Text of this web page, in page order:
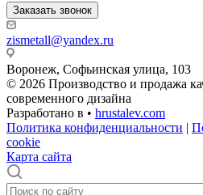
Заказать звонок
zismetall@yandex.ru
Воронеж, Софьинская улица, 103
© 2026 Производство и продажа
современного дизайна
Разработано в • hrustalev.com
Политика конфиденциальности |
cookie
Карта сайта